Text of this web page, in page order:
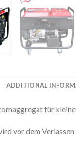
ADDITIONAL
für
vor dem